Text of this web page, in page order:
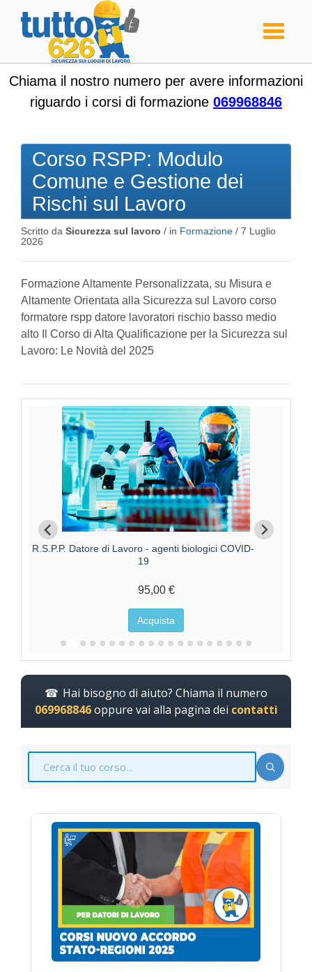
Toggle
Chiama il nostro numero per avere informazioni
riguardo i corsi di formazione 069968846
Corso RSPP: Modulo
Comune e Gestione dei
Rischi sul Lavoro
Scritto da Sicurezza sul lavoro / in Formazione / 7 Luglio
2026
Formazione Altamente Personalizzata, su Misura e
Altamente Orientata alla Sicurezza sul Lavoro corso
formatore rspp datore lavoratori rischio basso medio
alto Il Corso di Alta Qualificazione per la Sicurezza sul
Lavoro: Le Novità del 2025
R.S.P.P. Datore di Lavoro - agenti biologici COVID-
19
95,00 €
Acquista
Hai bisogno di aiuto? Chiama il numero
069968846oppure vai alla pagina dei contatti